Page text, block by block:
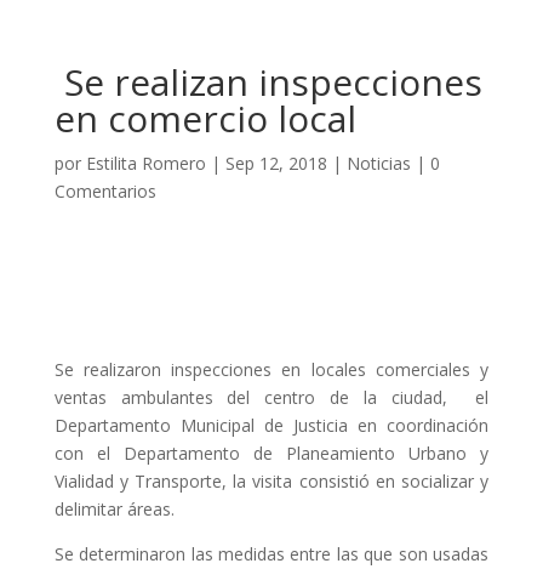
Se realizan inspecciones
en comercio local
por Estilita Romero | Sep 12, 2018 | Noticias | 0
Comentarios
Se realizaron inspecciones en locales comerciales y
ventas ambulantes del centro de la ciudad, el
Departamento Municipal de Justicia en coordinación
con el Departamento de Planeamiento Urbano y
Vialidad y Transporte, la visita consistió en socializar y
delimitar áreas.
Se determinaron las medidas entre las que son usadas